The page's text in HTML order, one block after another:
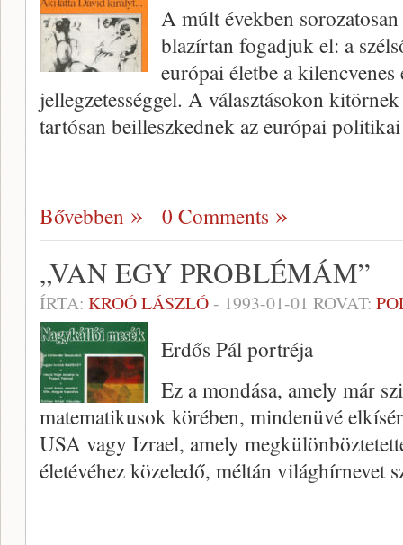
A múlt években
blazírtan fogadjuk el: a
európai életbe a
jellegzetességgel. A választásokon
tartósan beilleszkednek az európai
Bővebben 0 Comments
„VAN EGY PROBLÉMÁM”
ÍRTA: KROÓ LÁSZLÓ- 1993-01-01 ROVAT:
Erdős Pál portréja
Ez a mondása, amely már
matematikusok körében, mindenüvé
USA vagy Izrael, amely
életévéhez közeledő, méltán világhírnevet